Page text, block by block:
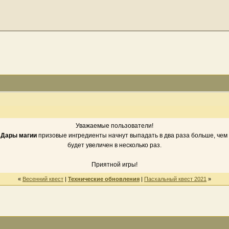
Уважаемые пользователи!
Дары магиипризовые ингредиенты начнут выпадать в два раза больше,
будет увеличен в несколько раз.
Приятной игры!
« Весенний квест| Технические обновления| Пасхальный квест 2021 »